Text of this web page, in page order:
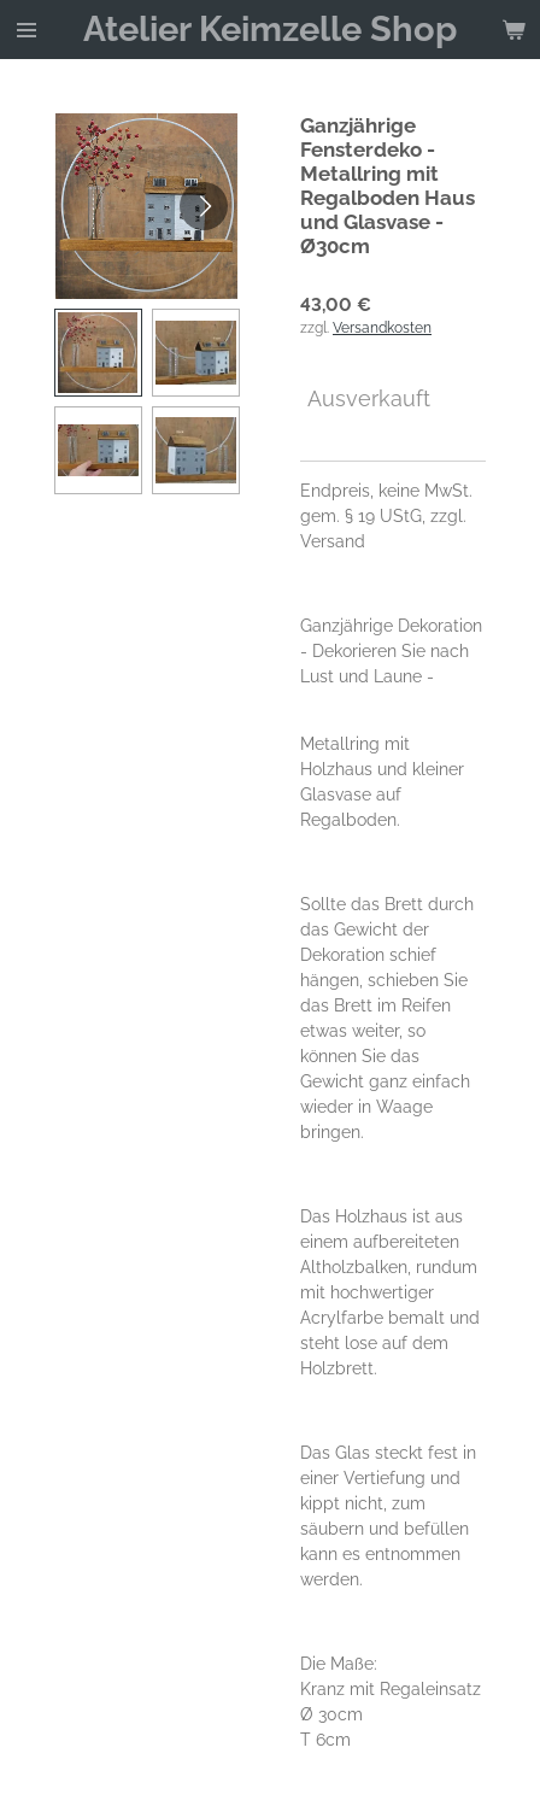
Zum
Atelier Keimzelle Shop
Ganzjährige
Fensterdeko -
Metallring mit
Regalboden Haus
und Glasvase -
Ø30cm
43,00 €
zzgl. Versandkosten
Ausverkauft
Endpreis, keine MwSt.
gem. § 19 UStG, zzgl.
Versand
Ganzjährige Dekoration
- Dekorieren Sie nach
Lust und Laune -
Metallring mit
Holzhaus und kleiner
Glasvase auf
Regalboden.
Sollte das Brett durch
das Gewicht der
Dekoration schief
hängen, schieben Sie
das Brett im Reifen
etwas weiter, so
können Sie das
Gewicht ganz einfach
wieder in Waage
bringen.
Das Holzhaus ist aus
einem aufbereiteten
Altholzbalken, rundum
mit hochwertiger
Acrylfarbe bemalt und
steht lose auf dem
Holzbrett.
Das Glas steckt fest in
einer Vertiefung und
kippt nicht, zum
säubern und befüllen
kann es entnommen
werden.
Die Maße:
Kranz mit Regaleinsatz
Ø 30cm
T 6cm